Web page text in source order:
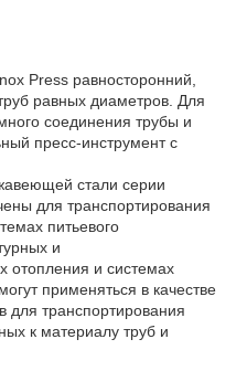
Press равносторонний,
равных диаметров. Для
соединения трубы и
пресс-инструмент с
стали серии
для транспортирования
питьевого
и
отопления и системах
применяться в качестве
для транспортирования
к материалу труб и